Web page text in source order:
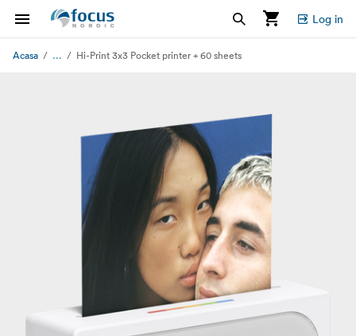
Log in
Acasa ... Hi-Print 3x3 Pocket printer + 60 sheets